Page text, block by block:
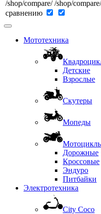
/shop/compare/ /shop/
сравнению
Мототехника
Детские
Взрослые
Скутеры
Мопеды
Дорожные
Кроссовые
Эндуро
Питбайки
Электротехника
City Coco